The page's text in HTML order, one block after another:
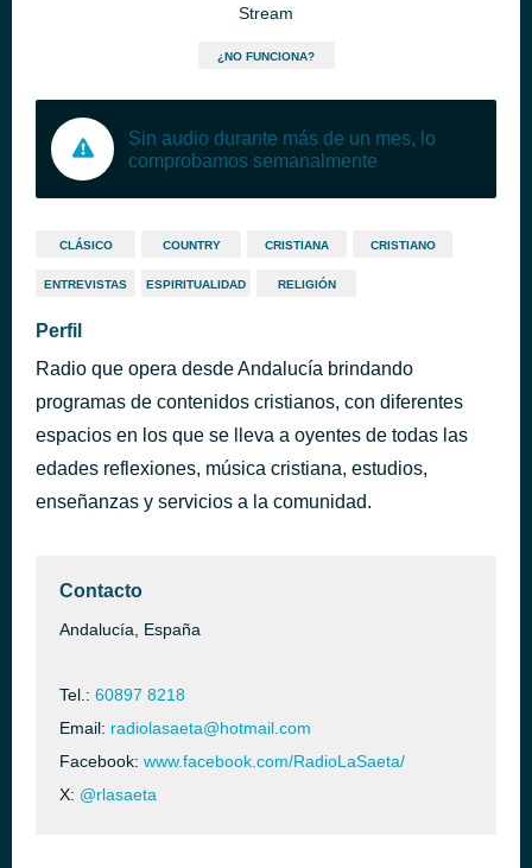
Stream
¿NO FUNCIONA?
Sin audio durante más de un mes, lo
comprobamos semanalmente
CLÁSICO COUNTRY CRISTIANA CRISTIANO
ENTREVISTAS ESPIRITUALIDAD RELIGIÓN
Perfil
Radio que opera desde Andalucía brindando
programas de contenidos cristianos, con diferentes
espacios en los que se lleva a oyentes de todas las
edades reflexiones, música cristiana, estudios,
enseñanzas y servicios a la comunidad.
Contacto
Andalucía, España
Tel.: 60897 8218
Email: radiolasaeta@hotmail.com
Facebook: www.facebook.com/RadioLaSaeta/
X: @rlasaeta